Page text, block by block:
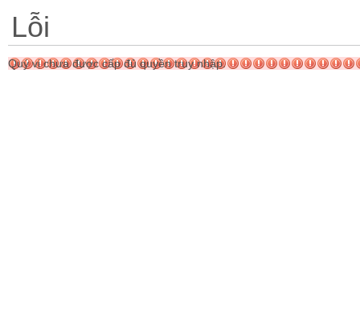
Lỗi
Quý vị chưa được cấp đủ quyền truy nhập.